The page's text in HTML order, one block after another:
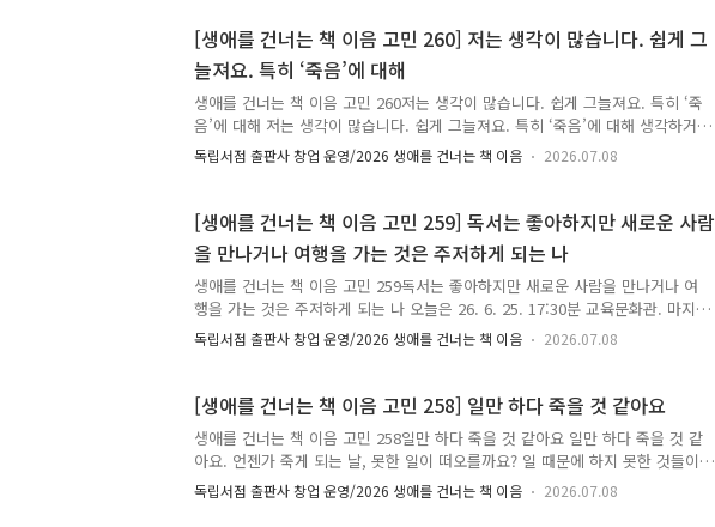
받고 싶습니다. 교육열이 있거나 하진 않지만, 단, 책을 읽는 아이들이 되었음 해
✉️ 시간을 먼저 지나온 누군가, 당신의 고민에 책으로 답합니다. 생애를 건너는
책 이음 : 시간을 건너 너에게 갈게.✍️ 고민에 어울리는 책과 그 이유, 그리고 응
원의 한마디를 댓글에 남겨주세요.🎁 여러분이 남겨주신 ..
[생애를 건너는 책 이음 고민 260] 저는 생각이 많습니다. 쉽게 그
늘져요. 특히 ‘죽음’에 대해
생애를 건너는 책 이음 고민 260저는 생각이 많습니다. 쉽게 그늘져요. 특히 ‘죽
음’에 대해 저는 생각이 많습니다. 쉽게 그늘져요. 특히 ‘죽음’에 대해 생각하거
나 죽음을 체감할 때 외로워지고 괴로워지고 슬퍼집니다. 만남의 기쁨이 있듯 이
별의 슬픔이 있고 둘은 별개가 아님을 알면서도 언젠가 마주하게 될 (아주 느닷
에 누군가, 무언가를 온전히 사랑하기 시작하는 것조차 조금은 두렵습니다. 이별
의 충격을 껴안고도 기꺼이 사랑의 깊이를 무한히 추구할 수 없을까요? 사람, 동
물, 자연, 삶, 모두를 기꺼이, 온전히 사랑하고 싶어요. ✉️ 시간을 먼저 지나온
누군가, 당신의 고민에 책으로 답합니다. 생애를 건너는 책..
독립서점 출판사 창업 운영/2026 생애를 건너는 책 이음 2026.07.08
[생애를 건너는 책 이음 고민 259] 독서는 좋아하지만 새로운 사람
을 만나거나 여행을 가는 것은 주저하게 되는 나
생애를 건너는 책 이음 고민 259독서는 좋아하지만 새로운 사람을 만나거나 여
행을 가는 것은 주저하게 되는 나 오늘은 26. 6. 25. 17:30분 교육문화관. 마지막
남은 엽서 발견. 망설이다가 써봅니다. 나는 56세 여성 직장인입니다. 독서는 좋
아하지만 새로운 사람을 만나거나 여행을 가는 것은 주저하게 되는 내가 고민입
장소와 사람들이 바뀌면 내가 더 잘 드러나지 않을까요? 다른 방법이 있을까요?
✉️ 시간을 먼저 지나온 누군가, 당신의 고민에 책으로 답합니다. 생애를 건너는
책 이음 : 시간을 건너 너에게 갈게.✍️ 고민에 어울리는 책과 그 이유, 그리고 응
원의 한마디를 댓글에 남겨주세요.🎁 여러분이 ..
독립서점 출판사 창업 운영/2026 생애를 건너는 책 이음 2026.07.08
[생애를 건너는 책 이음 고민 258] 일만 하다 죽을 것 같아요
생애를 건너는 책 이음 고민 258일만 하다 죽을 것 같아요 일만 하다 죽을 것 같
아요. 언젠가 죽게 되는 날, 못한 일이 떠오를까요? 일 때문에 하지 못한 것들이
떠오를까요? 균형을 맞추며 적당히 하고 싶은데 그게 마음대로 안 돼요. ✉️ 시간
을 먼저 지나온 누군가, 당신의 고민에 책으로 답합니다. 생애를 건너는 책 이음
독립서점 출판사 창업 운영/2026 생애를 건너는 책 이음 2026.07.08